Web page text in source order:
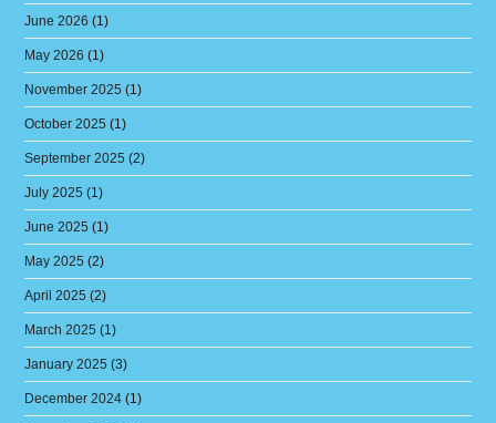
June 2026 (1)
May 2026 (1)
November 2025 (1)
October 2025 (1)
September 2025 (2)
July 2025 (1)
June 2025 (1)
May 2025 (2)
April 2025 (2)
March 2025 (1)
January 2025 (3)
December 2024 (1)